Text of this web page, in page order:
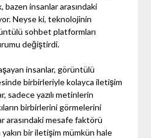
bazen insanlar arasındaki
Neyse ki, teknolojinin
sohbet platformları
değiştirdi.
insanlar, görüntülü
birbirleriyle kolayca iletişim
sadece yazılı metinlerin
birbirlerini görmelerini
arasındaki mesafe faktörü
bir iletişim mümkün hale